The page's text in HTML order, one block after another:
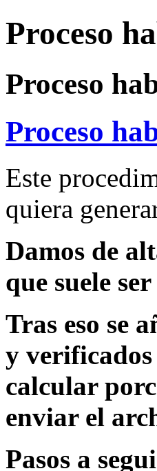
Proceso
Proceso
Proceso
Este
quiera
Damos de
que suele
Tras eso se
y
calcular
enviar el
Pasos a